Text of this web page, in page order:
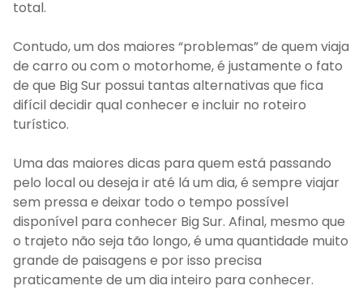
total.
Contudo, um dos maiores “problemas” de quem viaja
de carro ou com o motorhome, é justamente o fato
de que Big Sur possui tantas alternativas que fica
difícil decidir qual conhecer e incluir no roteiro
turístico.
Uma das maiores dicas para quem está passando
pelo local ou deseja ir até lá um dia, é sempre viajar
sem pressa e deixar todo o tempo possível
disponível para conhecer Big Sur. Afinal, mesmo que
o trajeto não seja tão longo, é uma quantidade muito
grande de paisagens e por isso precisa
praticamente de um dia inteiro para conhecer.